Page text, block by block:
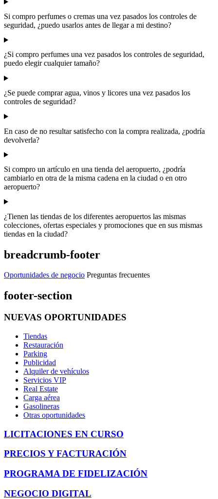
Si compro perfumes o cremas una vez pasados los controles de
seguridad, ¿puedo usarlos antes de llegar a mi destino?
¿Si compro perfumes una vez pasados los controles de seguridad,
puedo elegir cualquier tamaño?
¿Se puede comprar agua, vinos y licores una vez pasados los
controles de seguridad?
En caso de no resultar satisfecho con la compra realizada, ¿podría
devolverla?
Si compro un artículo en una tienda del aeropuerto, ¿podría
cambiarlo en otra de la misma cadena en la ciudad o en otro
aeropuerto?
¿Tienen las tiendas de los diferentes aeropuertos las mismas
colecciones, ofertas especiales y promociones que en sus mismas
tiendas en la ciudad?
breadcrumb-footer
Oportunidades de negocio Preguntas frecuentes
footer-section
NUEVAS OPORTUNIDADES
Tiendas
Restauración
Parking
Publicidad
Alquiler de vehículos
Servicios VIP
Real Estate
Carga aérea
Gasolineras
Otras oportunidades
LICITACIONES EN CURSO
PRECIOS Y FACTURACIÓN
PROGRAMA DE FIDELIZACIÓN
NEGOCIO DIGITAL